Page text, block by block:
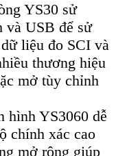
YS30 sử
và USB để sử
liệu đo SCI và
thương hiệu
mở tùy chỉnh
hình YS3060 dễ
chính xác cao
mở rộng giúp